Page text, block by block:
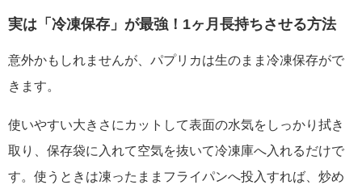
実は「冷凍保存」が最強！1ヶ月長持ちさせる方法
意外かもしれませんが、パプリカは生のまま冷凍保存がで
きます。
使いやすい大きさにカットして表面の水気をしっかり拭き
取り、保存袋に入れて空気を抜いて冷凍庫へ入れるだけで
す。使うときは凍ったままフライパンへ投入すれば、炒め